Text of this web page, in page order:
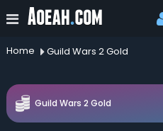
Home Guild Wars 2 Gold
Guild Wars 2 Gold